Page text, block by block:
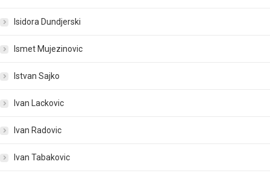
Isidora Dundjerski
Ismet Mujezinovic
Istvan Sajko
Ivan Lackovic
Ivan Radovic
Ivan Tabakovic